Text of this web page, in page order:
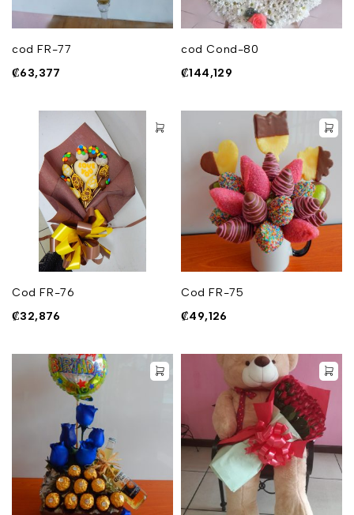
cod FR-77
₡63,377
cod Cond-80
₡144,129
Cod FR-76
₡32,876
Cod FR-75
₡49,126